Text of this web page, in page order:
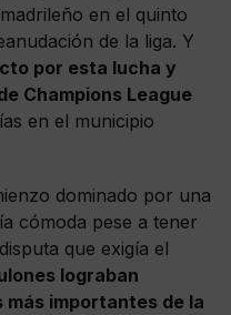
en el quinto
de la liga. Y
por esta lucha y
Champions League
en el municipio
dominado por una
cómoda pese a tener
que exigía el
lograban
importantes de la